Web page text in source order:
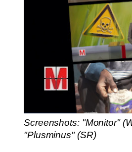
Screenshots: "Monitor"
"Plusminus" (SR)